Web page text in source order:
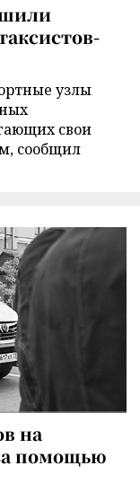
узлы
свои
сообщил
на
помощью